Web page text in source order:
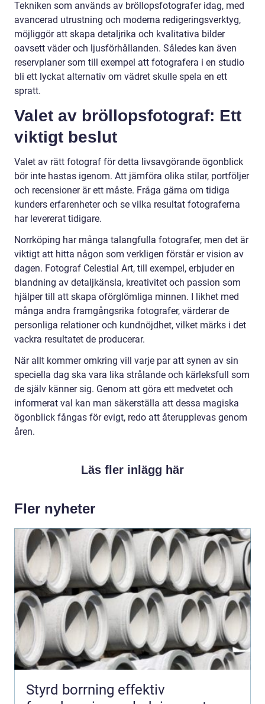
Tekniken som används av bröllopsfotografer idag, med
avancerad utrustning och moderna redigeringsverktyg,
möjliggör att skapa detaljrika och kvalitativa bilder
oavsett väder och ljusförhållanden. Således kan även
reservplaner som till exempel att fotografera i en studio
bli ett lyckat alternativ om vädret skulle spela en ett
spratt.
Valet av bröllopsfotograf: Ett
viktigt beslut
Valet av rätt fotograf för detta livsavgörande ögonblick
bör inte hastas igenom. Att jämföra olika stilar, portföljer
och recensioner är ett måste. Fråga gärna om tidiga
kunders erfarenheter och se vilka resultat fotograferna
har levererat tidigare.
Norrköping har många talangfulla fotografer, men det är
viktigt att hitta någon som verkligen förstår er vision av
dagen. Fotograf Celestial Art, till exempel, erbjuder en
blandning av detaljkänsla, kreativitet och passion som
hjälper till att skapa oförglömliga minnen. I likhet med
många andra framgångsrika fotografer, värderar de
personliga relationer och kundnöjdhet, vilket märks i det
vackra resultatet de producerar.
När allt kommer omkring vill varje par att synen av sin
speciella dag ska vara lika strålande och kärleksfull som
de själv känner sig. Genom att göra ett medvetet och
informerat val kan man säkerställa att dessa magiska
ögonblick fångas för evigt, redo att återupplevas genom
åren.
Läs fler inlägg här
Fler nyheter
Styrd borrning effektiv